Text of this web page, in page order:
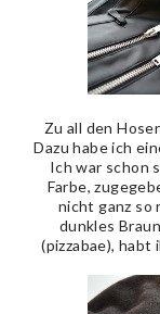
Zu all den
Dazu habe ich
Ich war schon
Farbe,
nicht ganz so
dunkles
(pizzabae),